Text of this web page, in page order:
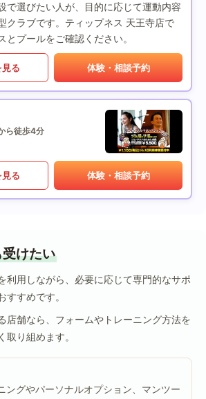
で選びたい人が、目的に応じて運動内容
クラブです。ティップネス 天王寺店で
とプールをご確認ください。
る 体験・相談予約
ら徒歩4分
る 体験・相談予約
けたい
利用しながら、必要に応じて専門的なサポ
すすめです。
店舗なら、フォームやトレーニング方法を
取り組めます。
ングやパーソナルオプション、マンツー